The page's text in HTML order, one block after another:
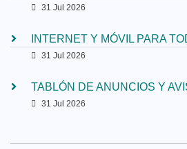
31 Jul 2026
INTERNET Y MÓVIL PARA
31 Jul 2026
TABLÓN DE ANUNCIOS Y
31 Jul 2026